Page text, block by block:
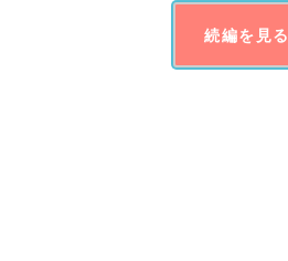
続編を見る